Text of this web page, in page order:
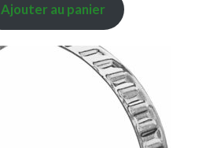
Ajouter au panier